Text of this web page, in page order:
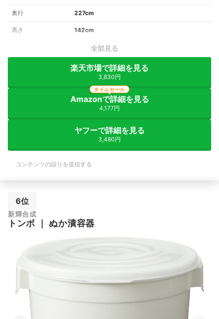
奥行 227cm
高さ 142cm
全部見る
楽天市場で詳細を見る
3,830円
Amazonで詳細を見る
4,177円
タイムセール
ヤフーで詳細を見る
3,480円
コンテンツの誤りを送信する
6位
新輝合成
トンボ ぬか漬容器